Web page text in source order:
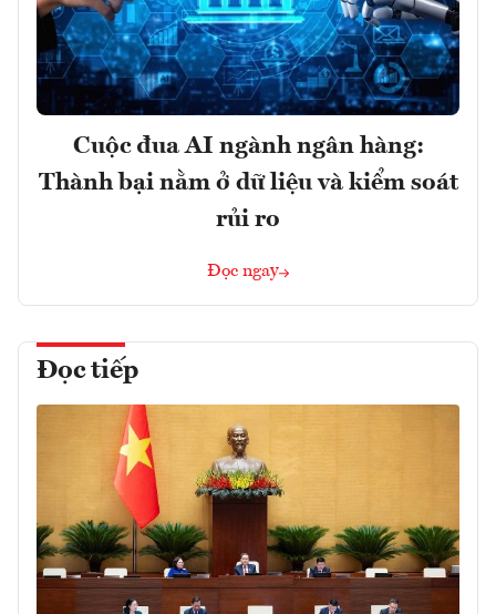
Cuộc đua AI ngành ngân hàng:
Thành bại nằm ở dữ liệu và kiểm soát
rủi ro
Đọc ngay
Đọc tiếp